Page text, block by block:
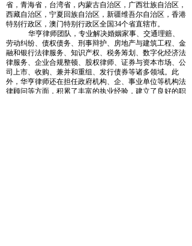
省，青海省，台湾省，内蒙古自治区，广西壮族自治区，
西藏自治区，宁夏回族自治区，新疆维吾尔自治区，香港
特别行政区，澳门特别行政区全国34个省直辖市。
华亨律师团队，专业解决婚姻家事、交通理赔、
劳动纠纷、债权债务、 刑事辩护、 房地产与建筑工程、 金
融和银行法律服务、 知识产权、 税务筹划、 数字化经济法
律服务、 企业合规整顿、 股权律师、 证券与资本市场、 公
司上市、 收购、兼并和重组 、 发行债券等诸多领域。此
外， 华亨律师还在担任政府机构、企、事业单位等机构法
律顾问等方面，积累了丰富的执业经验，建立了良好的职